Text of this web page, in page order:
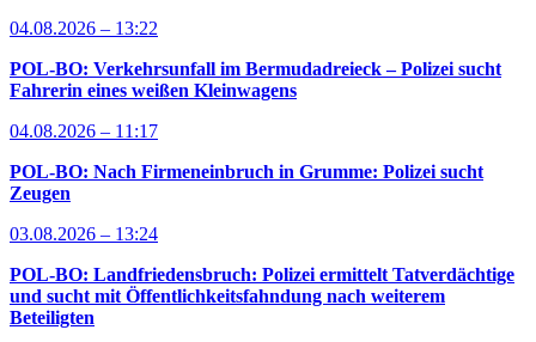
04.08.2026 – 13:22
POL-BO: Verkehrsunfall im Bermudadreieck – Polizei sucht
Fahrerin eines weißen Kleinwagens
04.08.2026 – 11:17
POL-BO: Nach Firmeneinbruch in Grumme: Polizei sucht
Zeugen
03.08.2026 – 13:24
POL-BO: Landfriedensbruch: Polizei ermittelt Tatverdächtige
und sucht mit Öffentlichkeitsfahndung nach weiterem
Beteiligten